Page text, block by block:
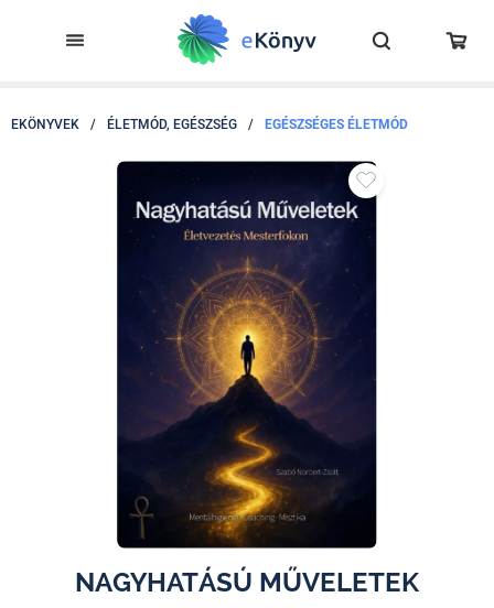
EKÖNYVEK / ÉLETMÓD, EGÉSZSÉG / EGÉSZSÉGES ÉLETMÓD
NAGYHATÁSÚ MŰVELETEK